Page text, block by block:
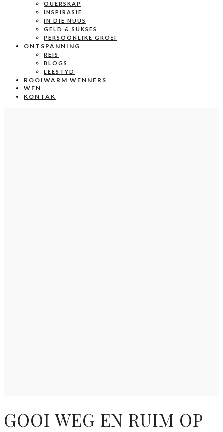
OUERSKAP
INSPIRASIE
IN DIE NUUS
GELD & SUKSES
PERSOONLIKE GROEI
ONTSPANNING
REIS
BLOGS
LEESTYD
ROOIWARM WENNERS
WEN
KONTAK
GOOI WEG EN RUIM OP